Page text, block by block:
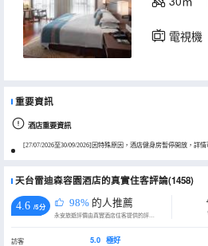
電視機
重要資訊
酒店重要資訊
[27/07/2026至30/09/2026]因特殊原因，酒店健身房暫停開放，詳
天台雷迪森容園酒店的真實住客評論(1458)
4.6 /5分 98% 的人推薦
永安旅遊評價由真實酒店住客提供的評價。
訪客
5.0 極好